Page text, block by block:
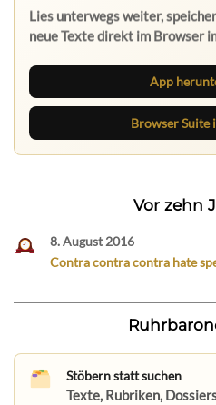
Lies unterwegs weiter,
neue Texte direkt im Browser
App
Browser Suite
Vor zehn
8. August 2016
Contra contra contra hate
Stöbern statt suchen
Texte, Rubriken,